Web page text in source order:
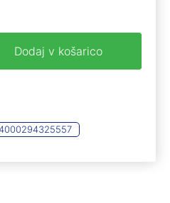
Dodaj v košarico